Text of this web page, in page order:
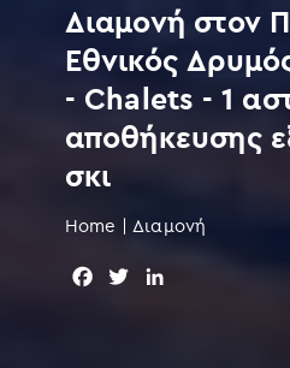
Διαμονή στον
Εθνικός
- Chalets - 1
αποθήκευσης
σκι
Home | Διαμονή